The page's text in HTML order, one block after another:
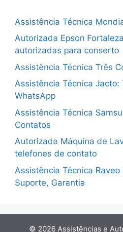
Assistência Técnica
Autorizada Epson
autorizadas para conserto
Assistência Técnica Três
Assistência Técnica Jacto:
WhatsApp
Assistência Técnica
Contatos
Autorizada Máquina de
telefones de contato
Assistência Técnica
Suporte, Garantia
© 2026 Assistências e